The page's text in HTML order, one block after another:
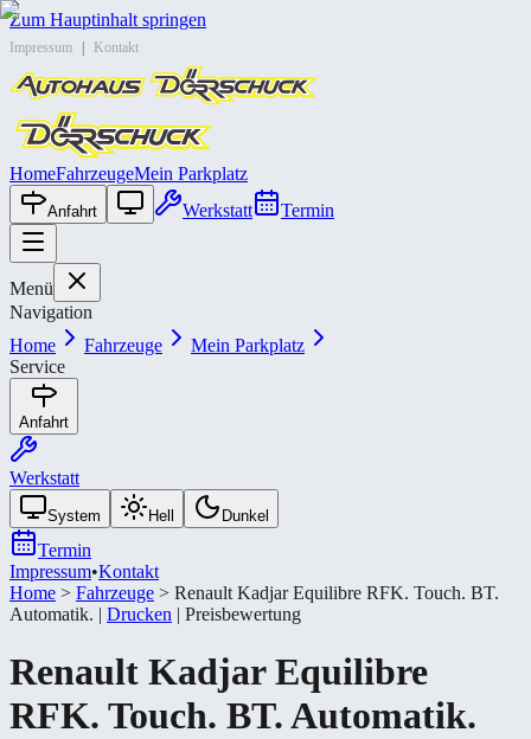
Zum Hauptinhalt springen
Impressum Kontakt
HomeFahrzeugeMein Parkplatz
Anfahrt Werkstatt Termin
Menü
Navigation
Home
Fahrzeuge
Mein Parkplatz
Service
Anfahrt
Werkstatt
System Hell Dunkel
Termin
Impressum•Kontakt
Home > Fahrzeuge > Renault Kadjar Equilibre RFK. Touch. BT.
Automatik. | Drucken | Preisbewertung
Renault Kadjar Equilibre
RFK. Touch. BT. Automatik.